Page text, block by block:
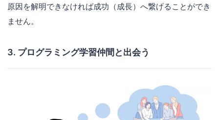
原因を解明できなければ成功（成長）へ繋げることができ
ません。
3. プログラミング学習仲間と出会う